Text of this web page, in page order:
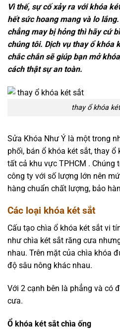
Vì thế, sự cố xảy ra với khóa
hết sức hoang mang và lo
chẳng may bị hỏng thì hãy cứ
chúng tôi. Dịch vụ thay ổ khóa
chắc chắn sẽ giúp bạn mở
cách thật sự an toàn.
thay ổ khóa
Sửa Khóa Như Ý là một trong
phối, bán ổ khóa két sắt, thay
tất cả khu vực TPHCM . Chúng
công ty với số lượng lớn nên
hàng chuẩn chất lượng, bảo
Các loại khóa két sắt
Cấu tạo chìa ổ khóa két sắt vi
như chìa két sắt răng cưa
nhau. Trên mặt của chìa khóa
độ sâu nông khác nhau.
Với 2 cạnh bên là phẳng và có
cưa.
Ổ khóa két sắt chìa ống